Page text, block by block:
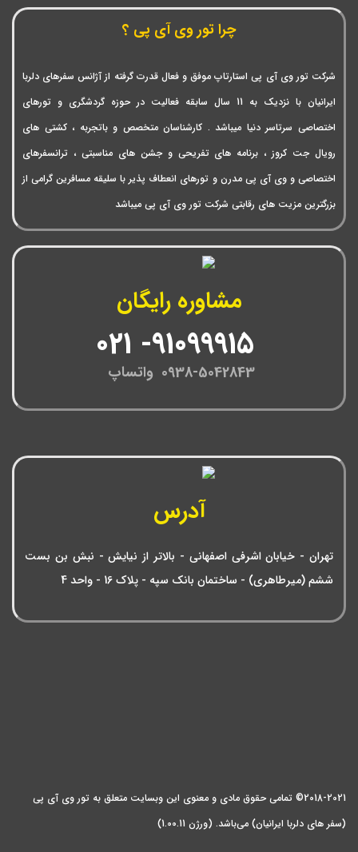
چرا تور وی آی پی ؟
شرکت تور وی آی پی استارتاپ موفق و فعال قدرت گرفته از آژانس سفرهای دلربا
ایرانیان با نزدیک به 11 سال سابقه فعالیت در حوزه گردشگری و تورهای
اختصاصی سرتاسر دنیا میباشد . کارشناسان متخصص و باتجربه ، کشتی های
رویال جت کروز ، برنامه های تفریحی و جشن های مناسبتی ، ترانسفرهای
اختصاصی و وی آی پی مدرن و تورهای انعطاف پذیر با سلیقه مسافرین گرامی از
بزرگترین مزیت های رقابتی شرکت تور وی آی پی میباشد
مشاوره رایگان
0938-5042843 واتساپ
آدرس
تهران - خیابان اشرفی اصفهانی - بالاتر از نیایش - نبش بن بست
ششم (میرطاهری) - ساختمان بانک سپه - پلاک 16 - واحد 4
2018-2021© تمامی حقوق مادی و معنوی این وبسایت متعلق به تور وی آی پی
(سفر های دلربا ایرانیان) می‌باشد. (ورژن 1.00.11)